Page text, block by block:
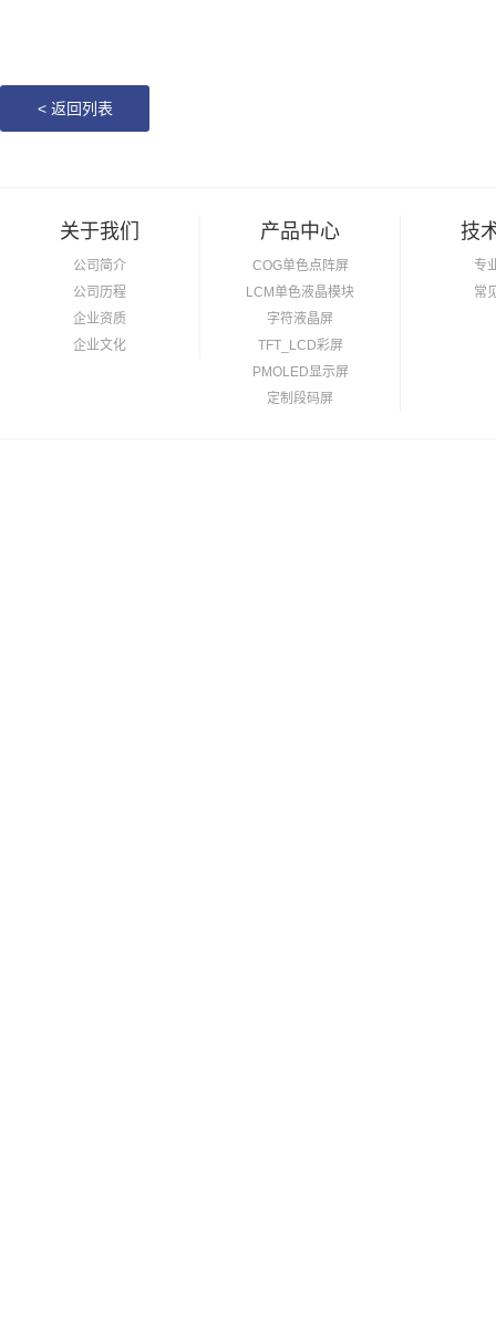
< 返回列表
关于我们
公司简介
公司历程
企业资质
企业文化
产品中心
COG单色点阵屏
LCM单色液晶模块
字符液晶屏
TFT_LCD彩屏
PMOLED显示屏
定制段码屏
技
专
常